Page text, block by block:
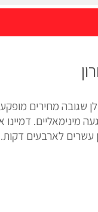
שגובה מחירים
מינימאליים.
עשרים לארבעים דקות.